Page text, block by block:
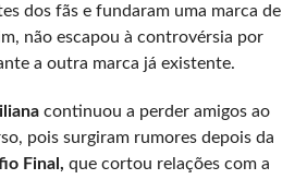
dos fãs e fundaram uma marca de
não escapou à controvérsia por
a outra marca já existente.
continuou a perder amigos ao
pois surgiram rumores depois da
Final, que cortou relações com a